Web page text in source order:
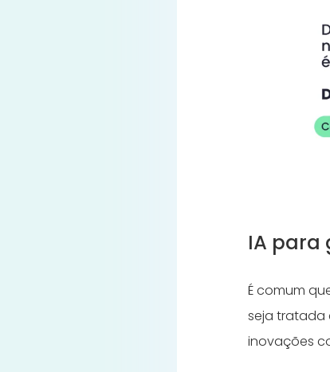
IA para
É comum
seja tratada
inovações